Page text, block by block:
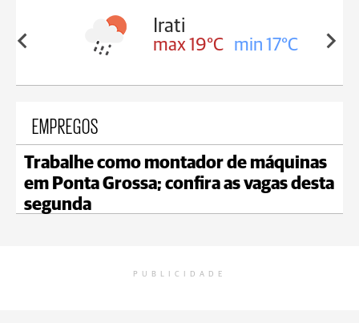
17°C
Irati
max 19°C min 17°C
EMPREGOS
Trabalhe como montador de máquinas
em Ponta Grossa; confira as vagas desta
segunda
PUBLICIDADE